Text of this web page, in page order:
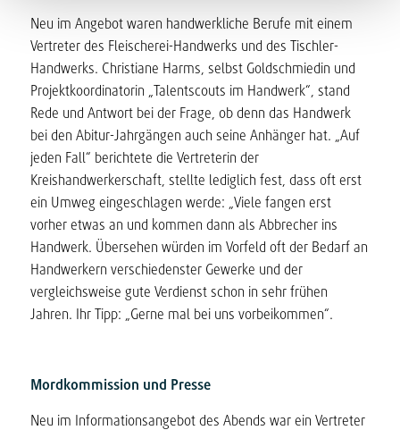
Neu im Angebot waren handwerkliche Berufe mit einem
Vertreter des Fleischerei-Handwerks und des Tischler-
Handwerks. Christiane Harms, selbst Goldschmiedin und
Projektkoordinatorin „Talentscouts im Handwerk“, stand
Rede und Antwort bei der Frage, ob denn das Handwerk
bei den Abitur-Jahrgängen auch seine Anhänger hat. „Auf
jeden Fall“ berichtete die Vertreterin der
Kreishandwerkerschaft, stellte lediglich fest, dass oft erst
ein Umweg eingeschlagen werde: „Viele fangen erst
vorher etwas an und kommen dann als Abbrecher ins
Handwerk. Übersehen würden im Vorfeld oft der Bedarf an
Handwerkern verschiedenster Gewerke und der
vergleichsweise gute Verdienst schon in sehr frühen
Jahren. Ihr Tipp: „Gerne mal bei uns vorbeikommen“.
Mordkommission und Presse
Neu im Informationsangebot des Abends war ein Vertreter